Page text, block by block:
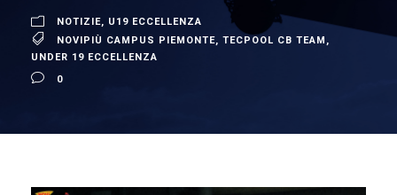
NOTIZIE, U19 ECCELLENZA
NOVIPIÙ CAMPUS PIEMONTE, TECPOOL CB TEAM ,
UNDER 19 ECCELLENZA
0